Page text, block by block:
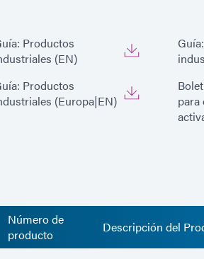
Productos
(EN)
Productos
(Europa|EN)
para
Número de
producto
Descripción del